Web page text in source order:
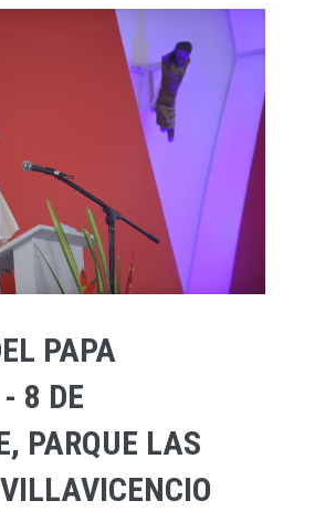
PAPA
8 DE
PARQUE LAS